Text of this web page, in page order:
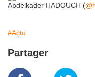
Abdelkader HADOUCH (
#Actu
Partager